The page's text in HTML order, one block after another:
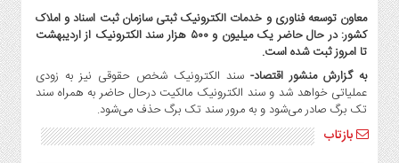
و
خودرو
استارت
آپ
و
فن
آوری
معاون توسعه فناوری و خدمات الکترونیک ثبتی سازمان ثبت اسناد و املاک
کشور: در حال حاضر یک میلیون و ۵۰۰ هزار سند الکترونیک از اردیبهشت
تا امروز ثبت شده است.
به گزارش منشور اقتصاد-سند الکترونیک شخص حقوقی نیز به زودی
عملیاتی خواهد شد و سند الکترونیک مالکیت درحال حاضر به همراه سند
تک برگ صادر می‌شود و به مرور سند تک برگ حذف می‌شود.
بازتاب